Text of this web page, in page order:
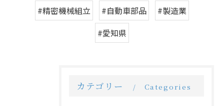
#精密機械組立
#自動車部品
#製造業
#愛知県
カテゴリー Categories